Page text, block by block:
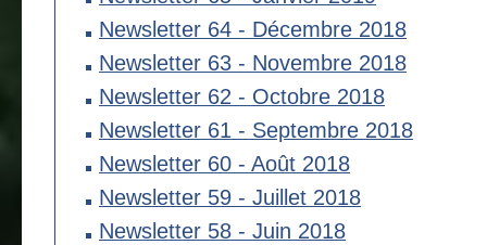
Newsletter 64 - Décembre 2018
Newsletter 63 - Novembre 2018
Newsletter 62 - Octobre 2018
Newsletter 61 - Septembre 2018
Newsletter 60 - Août 2018
Newsletter 59 - Juillet 2018
Newsletter 58 - Juin 2018